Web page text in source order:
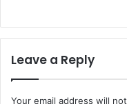
Leave a Reply
Your email address will